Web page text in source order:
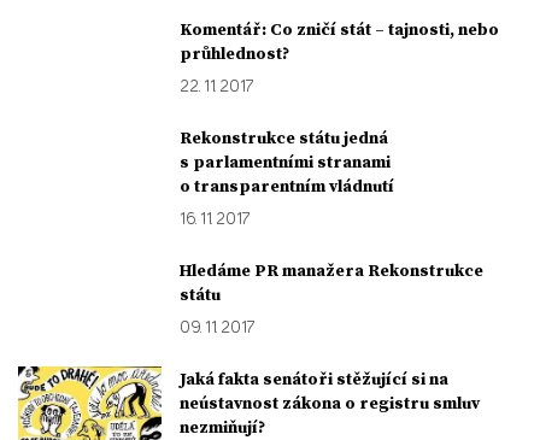
Komentář: Co zničí stát – tajnosti, nebo
průhlednost?
22. 11. 2017
Rekonstrukce státu jedná
s parlamentními stranami
o transparentním vládnutí
16. 11. 2017
Hledáme PR manažera Rekonstrukce
státu
09. 11. 2017
Jaká fakta senátoři stěžující si na
neústavnost zákona o registru smluv
nezmiňují?